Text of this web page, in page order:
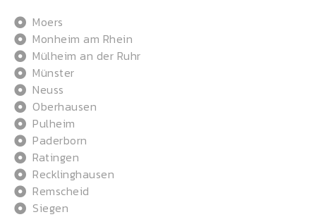
Moers
Monheim am Rhein
Mülheim an der Ruhr
Münster
Neuss
Oberhausen
Pulheim
Paderborn
Ratingen
Recklinghausen
Remscheid
Siegen